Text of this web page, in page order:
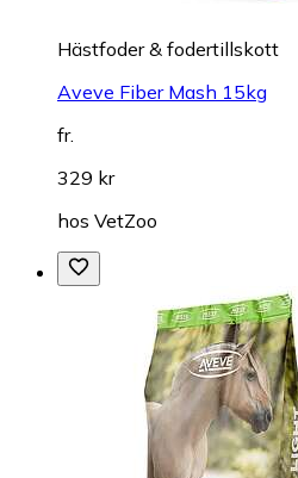
Hästfoder & fodertillskott
Aveve Fiber Mash 15kg
fr.
329 kr
hos VetZoo